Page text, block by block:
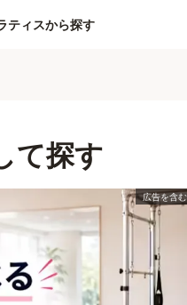
ティスから探す
て探す